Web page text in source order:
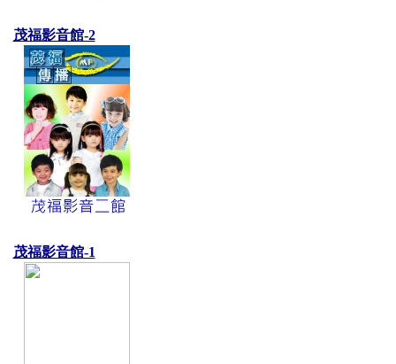
茂福影音館-2
茂福影音館-1